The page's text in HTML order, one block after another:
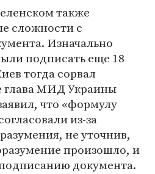
также
сложности с
Изначально
подписать еще 18
тогда сорвал
глава МИД Украины
что «формулу
из-за
не уточнив,
произошло, и
документа.